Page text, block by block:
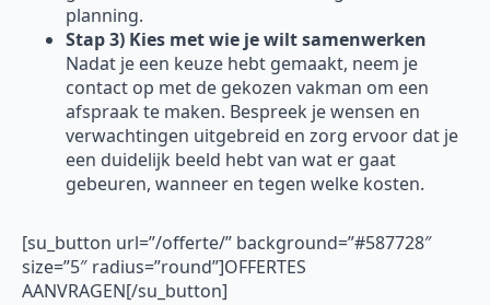
planning.
Stap 3) Kies met wie je wilt samenwerken
Nadat je een keuze hebt gemaakt, neem je
contact op met de gekozen vakman om een
afspraak te maken. Bespreek je wensen en
verwachtingen uitgebreid en zorg ervoor dat je
een duidelijk beeld hebt van wat er gaat
gebeuren, wanneer en tegen welke kosten.
[su_button url=”/offerte/” background=”#587728″
size=”5″ radius=”round”]OFFERTES
AANVRAGEN[/su_button]